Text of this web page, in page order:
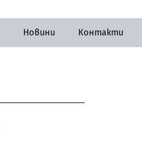
Новини Контакти